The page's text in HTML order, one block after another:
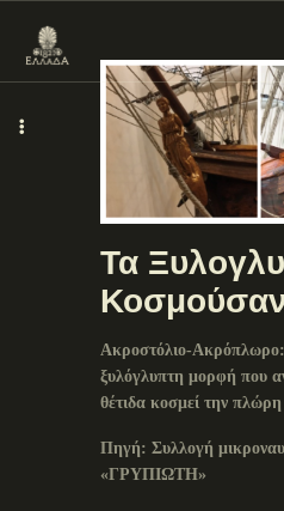
ΕΝΌΤΗΤΕΣ
ΞΥΛΌΚΑΣΤΡΟ –
ΕΥΡΩΣΤΊΝΗ
Τα
Ακροστόλιο-Ακρόπλωρο:
ξυλόγλυπτη μορφή που
θέτιδα κοσμεί την πλώρη
Πηγή: Συλλογή
«ΓΡΥΠΙΩΤΗ»